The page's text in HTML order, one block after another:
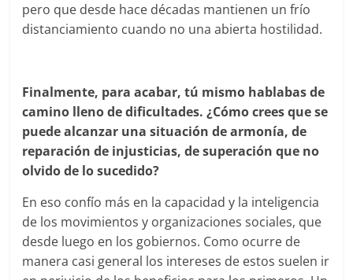
pero que desde hace décadas mantienen un frío
distanciamiento cuando no una abierta hostilidad.
Finalmente, para acabar, tú mismo hablabas de
camino lleno de dificultades. ¿Cómo crees que se
puede alcanzar una situación de armonía, de
reparación de injusticias, de superación que no
olvido de lo sucedido?
En eso confío más en la capacidad y la inteligencia
de los movimientos y organizaciones sociales, que
desde luego en los gobiernos. Como ocurre de
manera casi general los intereses de estos suelen ir